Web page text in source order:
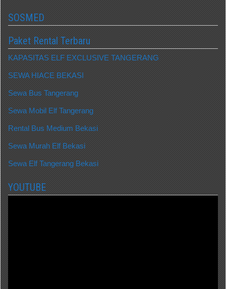
SOSMED
Paket Rental Terbaru
KAPASITAS ELF EXCLUSIVE TANGERANG
SEWA HIACE BEKASI
Sewa Bus Tangerang
Sewa Mobil Elf Tangerang
Rental Bus Medium Bekasi
Sewa Murah Elf Bekasi
Sewa Elf Tangerang Bekasi
YOUTUBE